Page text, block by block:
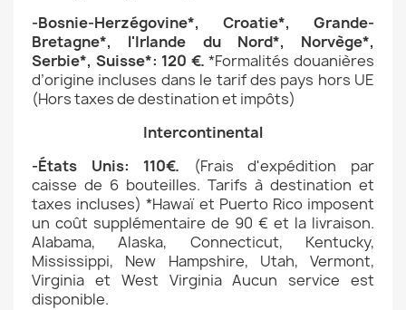
-Bosnie-Herzégovine*, Croatie*, Grande-
Bretagne*, l'Irlande du Nord*, Norvège*,
Serbie*, Suisse*: 120 €.*Formalités douanières
d’origine incluses dans le tarif des pays hors UE
(Hors taxes de destination et impôts)
Intercontinental
-États Unis: 110€. (Frais d'expédition par
caisse de 6 bouteilles. Tarifs à destination et
taxes incluses)*Hawaï et Puerto Rico imposent
un coût supplémentaire de 90 € et la livraison.
Alabama, Alaska, Connecticut, Kentucky,
Mississippi, New Hampshire, Utah, Vermont,
Virginia et West Virginia Aucun service est
disponible.